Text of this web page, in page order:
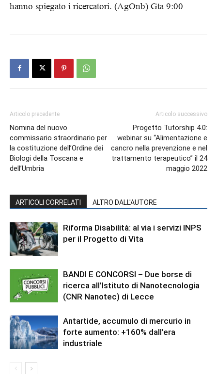
hanno spiegato i ricercatori. (AgOnb) Gta 9:00
Articolo precedente
Nomina del nuovo
commissario straordinario per
la costituzione dell’Ordine dei
Biologi della Toscana e
dell’Umbria
Articolo successivo
Progetto Tutorship 4.0:
webinar su “Alimentazione e
cancro nella prevenzione e nel
trattamento terapeutico” il 24
maggio 2022
ARTICOLI CORRELATI ALTRO DALL'AUTORE
Riforma Disabilità: al via i servizi INPS
per il Progetto di Vita
BANDI E CONCORSI – Due borse di
ricerca all’Istituto di Nanotecnologia
(CNR Nanotec) di Lecce
Antartide, accumulo di mercurio in
forte aumento: +160% dall’era
industriale